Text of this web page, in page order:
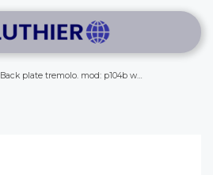
Back plate tremolo. mod: p104b w/h. color: black